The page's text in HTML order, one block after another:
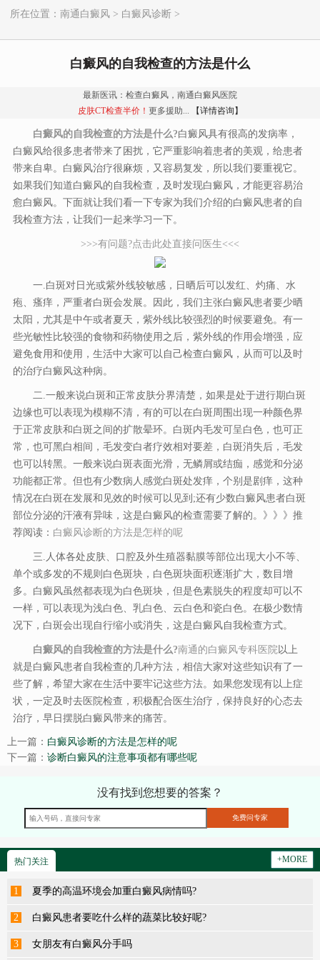
所在位置： 南通白癜风 > 白癜风诊断 >
白癜风的自我检查的方法是什么
最新医讯：检查白癜风，南通白癜风医院
皮肤CT检查半价！ 更多援助... 【详情咨询】
白癜风的自我检查的方法是什么?白癜风具有很高的发病率，
白癜风给很多患者带来了困扰，它严重影响着患者的美观，给患者
带来自卑。白癜风治疗很麻烦，又容易复发，所以我们要重视它。
如果我们知道白癜风的自我检查，及时发现白癜风，才能更容易治
愈白癜风。下面就让我们看一下专家为我们介绍的白癜风患者的自
我检查方法，让我们一起来学习一下。
>>>有问题?点击此处直接问医生<<<
一.白斑对日光或紫外线较敏感，日晒后可以发红、灼痛、水
疱、瘙痒，严重者白斑会发展。因此，我们主张白癜风患者要少晒
太阳，尤其是中午或者夏天，紫外线比较强烈的时候要避免。有一
些光敏性比较强的食物和药物使用之后，紫外线的作用会增强，应
避免食用和使用，生活中大家可以自己检查白癜风，从而可以及时
的治疗白癜风这种病。
二.一般来说白斑和正常皮肤分界清楚，如果是处于进行期白斑
边缘也可以表现为模糊不清，有的可以在白斑周围出现一种颜色界
于正常皮肤和白斑之间的扩散晕环。白斑内毛发可呈白色，也可正
常，也可黑白相间，毛发变白者疗效相对要差，白斑消失后，毛发
也可以转黑。一般来说白斑表面光滑，无鳞屑或结痂，感觉和分泌
功能都正常。但也有少数病人感觉白斑处发痒，个别是剧痒，这种
情况在白斑在发展和见效的时候可以见到;还有少数白癜风患者白斑
部位分泌的汗液有异味，这是白癜风的检查需要了解的。》》》推
荐阅读： 白癜风诊断的方法是怎样的呢
三.人体各处皮肤、口腔及外生殖器黏膜等部位出现大小不等、
单个或多发的不规则白色斑块，白色斑块面积逐渐扩大，数目增
多。白癜风虽然都表现为白色斑块，但是色素脱失的程度却可以不
一样，可以表现为浅白色、乳白色、云白色和瓷白色。在极少数情
况下，白斑会出现自行缩小或消失，这是白癜风自我检查方式。
白癜风的自我检查的方法是什么?南通的白癜风专科医院以上
就是白癜风患者自我检查的几种方法，相信大家对这些知识有了一
些了解，希望大家在生活中要牢记这些方法。如果您发现有以上症
状，一定及时去医院检查，积极配合医生治疗，保持良好的心态去
治疗，早日摆脱白癜风带来的痛苦。
上一篇： 白癜风诊断的方法是怎样的呢
下一篇： 诊断白癜风的注意事项都有哪些呢
没有找到您想要的答案？
热门关注 +MORE
1 夏季的高温环境会加重白癜风病情吗?
2 白癜风患者要吃什么样的蔬菜比较好呢?
3 女朋友有白癜风分手吗